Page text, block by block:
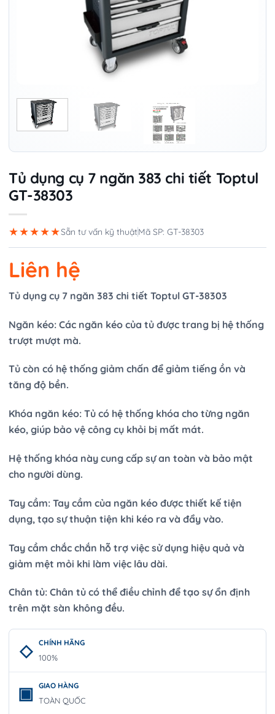
Tủ dụng cụ 7 ngăn 383 chi tiết Toptul
GT-38303
★★★★★Sẵn tư vấn kỹ thuậtMã SP: GT-38303
Liên hệ
Tủ dụng cụ 7 ngăn 383 chi tiết Toptul GT-38303
Ngăn kéo: Các ngăn kéo của tủ được trang bị hệ thống
trượt mượt mà.
Tủ còn có hệ thống giảm chấn để giảm tiếng ồn và
tăng độ bền.
Khóa ngăn kéo: Tủ có hệ thống khóa cho từng ngăn
kéo, giúp bảo vệ công cụ khỏi bị mất mát.
Hệ thống khóa này cung cấp sự an toàn và bảo mật
cho người dùng.
Tay cầm: Tay cầm của ngăn kéo được thiết kế tiện
dụng, tạo sự thuận tiện khi kéo ra và đẩy vào.
Tay cầm chắc chắn hỗ trợ việc sử dụng hiệu quả và
giảm mệt mỏi khi làm việc lâu dài.
Chân tủ: Chân tủ có thể điều chỉnh để tạo sự ổn định
trên mặt sàn không đều.
CHÍNH HÃNG
100%
GIAO HÀNG
TOÀN QUỐC